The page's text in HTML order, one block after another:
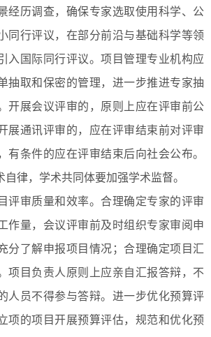
经历调查，确保专家选取使用科学、公
同行评议，在部分前沿与基础科学等领
入国际同行评议。项目管理专业机构应
抽取和保密的管理，进一步推进专家抽
开展会议评审的，原则上应在评审前公
展通讯评审的，应在评审结束前对评审
有条件的应在评审结束后向社会公布。
律，学术共同体要加强学术监督。
评审质量和效率。合理确定专家的评审
作量，会议评审前及时组织专家审阅申
分了解申报项目情况；合理确定项目汇
项目负责人原则上应亲自汇报答辩，不
人员不得参与答辩。进一步优化预算评
项的项目开展预算评估，规范和优化预